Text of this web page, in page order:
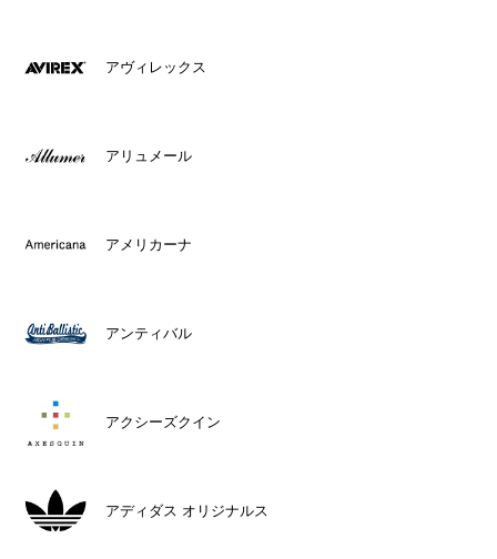
アヴィレックス
アリュメール
アメリカーナ
アンティバル
アクシーズクイン
アディダス オリジナルス